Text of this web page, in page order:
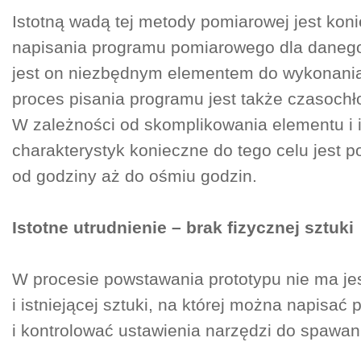
Istotną wadą tej metody pomiarowej jest
napisania programu pomiarowego dla
jest on niezbędnym elementem do
proces pisania programu jest także
W zależności od skomplikowania elementu i
charakterystyk konieczne do tego celu jest
od godziny aż do ośmiu godzin.
Istotne utrudnienie – brak fizycznej sztuki
W procesie powstawania prototypu nie ma
i istniejącej sztuki, na której można napisać
i kontrolować ustawienia narzędzi do